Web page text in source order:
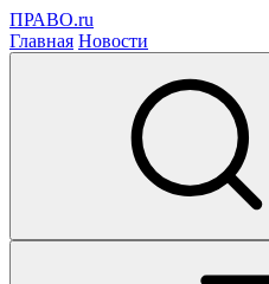
ПРАВО.ru
Главная Новости